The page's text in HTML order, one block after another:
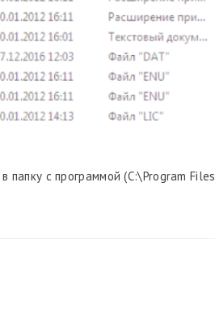
с программой (C:\Program Files